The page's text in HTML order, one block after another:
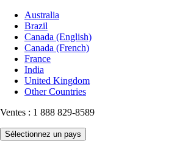
Australia
Brazil
Canada (English)
Canada (French)
France
India
United Kingdom
Other Countries
Ventes : 1 888 829-8589
Sélectionnez un pays